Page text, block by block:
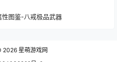
图鉴-八戒极品武器
2026 星萌游戏网